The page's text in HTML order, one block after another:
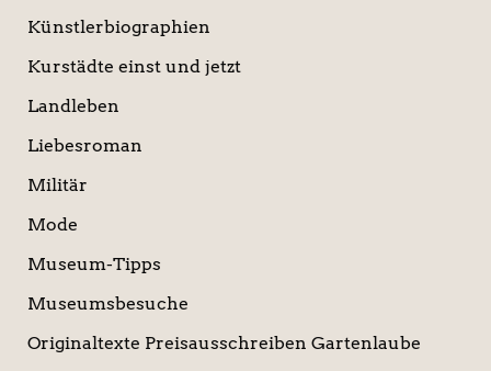
Künstlerbiographien
Kurstädte einst und jetzt
Landleben
Liebesroman
Militär
Mode
Museum-Tipps
Museumsbesuche
Originaltexte Preisausschreiben Gartenlaube